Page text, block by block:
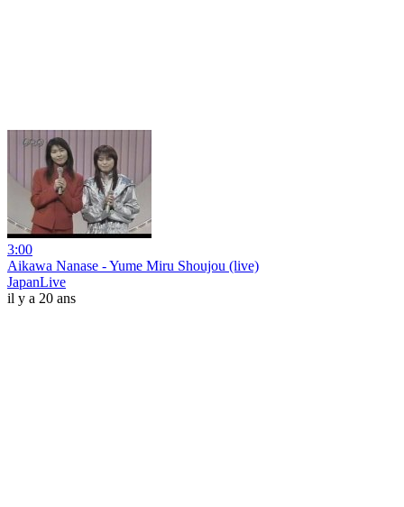
3:00
Aikawa Nanase - Yume Miru Shoujou (live)
JapanLive
il y a 20 ans